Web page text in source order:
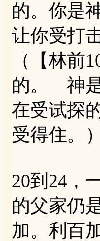
的。你是
让你受打
（【林前
的。 神是
在受试探
受得住。）
20到24，
的父家仍
加。利百